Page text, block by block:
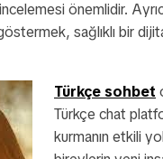
incelemesi önemlidir.
sağlıklı bir
Türkçe sohbet
Türkçe chat
kurmanın etkili